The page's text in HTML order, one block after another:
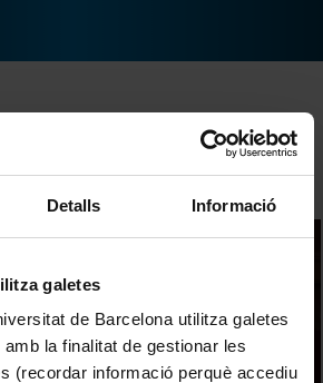
Detalls Informació
galetes
de Barcelona utilitza galetes
la finalitat de gestionar les
(recordar informació perquè accediu